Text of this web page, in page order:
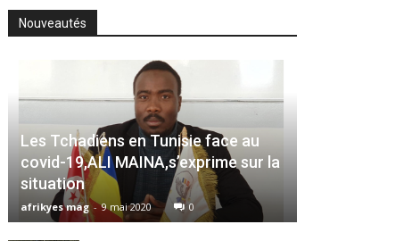
Nouveautés
Les Tchadiens en Tunisie face au
covid-19,ALI MAINA,s’exprime sur la
situation
afrikyes mag - 9 mai 2020 0